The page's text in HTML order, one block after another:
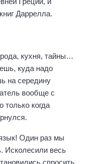
Даррелла.
кухня, тайны…
куда надо
на середину
вообще с
только когда
Один раз мы
Исколесили весь